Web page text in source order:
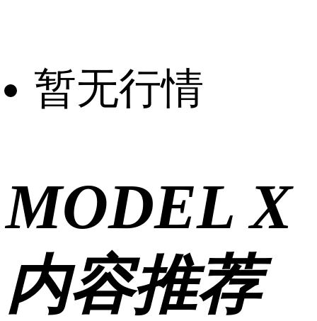
暂无行情
MODEL X
内容推荐